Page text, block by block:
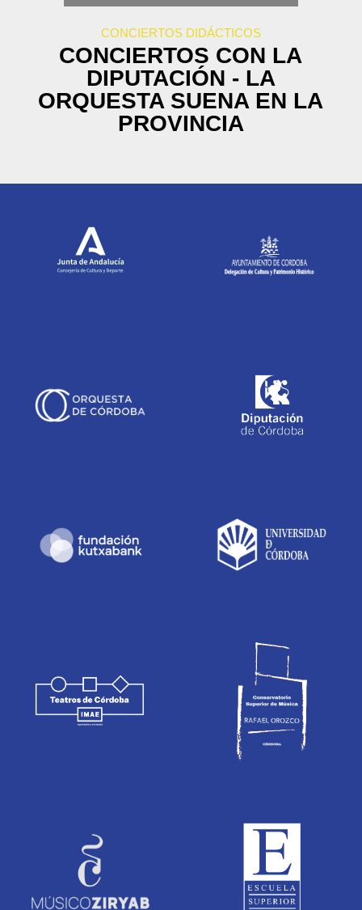
CONCIERTOS DIDÁCTICOS
CONCIERTOS CON LA
DIPUTACIÓN - LA
ORQUESTA SUENA EN LA
PROVINCIA